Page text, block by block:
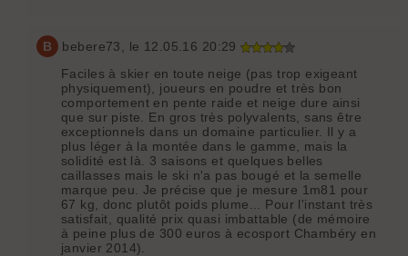
B bebere73
, le 12.05.16 20:29
Faciles à skier en toute neige (pas trop exigeant
physiquement), joueurs en poudre et très bon
comportement en pente raide et neige dure ainsi
que sur piste. En gros très polyvalents, sans être
exceptionnels dans un domaine particulier. Il y a
plus léger à la montée dans le gamme, mais la
solidité est là. 3 saisons et quelques belles
caillasses mais le ski n'a pas bougé et la semelle
marque peu. Je précise que je mesure 1m81 pour
67 kg, donc plutôt poids plume... Pour l'instant très
satisfait, qualité prix quasi imbattable (de mémoire
à peine plus de 300 euros à ecosport Chambéry en
janvier 2014).